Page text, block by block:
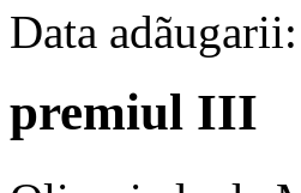
Data
premiul III